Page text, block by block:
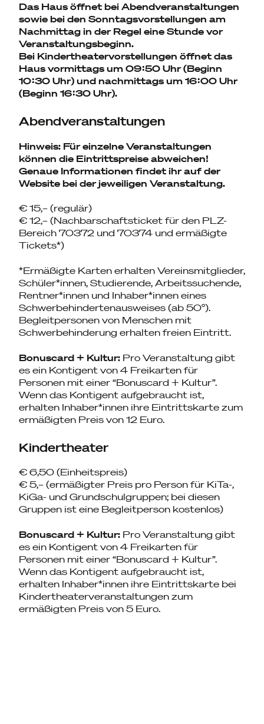
Das Haus öffnet bei Abendveranstaltungen
sowie bei den Sonntagsvorstellungen am
Nachmittag in der Regel eine Stunde vor
Veranstaltungsbeginn.
Bei Kindertheatervorstellungen öffnet das
Haus vormittags um 09:50 Uhr (Beginn
10:30 Uhr) und nachmittags um 16:00 Uhr
(Beginn 16:30 Uhr).
Abendveranstaltungen
Hinweis: Für einzelne Veranstaltungen
können die Eintrittspreise abweichen!
Genaue Informationen findet ihr auf der
Website bei der jeweiligen Veranstaltung.
€ 15,– (regulär)
€ 12,– (Nachbarschaftsticket für den PLZ-
Bereich 70372 und 70374 und ermäßigte
Tickets*)
*Ermäßigte Karten erhalten Vereinsmitglieder,
Schüler*innen, Studierende, Arbeitssuchende,
Rentner*innen und Inhaber*innen eines
Schwerbehindertenausweises (ab 50°).
Begleitpersonen von Menschen mit
Schwerbehinderung erhalten freien Eintritt.
Bonuscard + Kultur: Pro Veranstaltung gibt
es ein Kontigent von 4 Freikarten für
Personen mit einer “Bonuscard + Kultur”.
Wenn das Kontigent aufgebraucht ist,
erhalten Inhaber*innen ihre Eintrittskarte zum
ermäßigten Preis von 12 Euro.
Kindertheater
€ 6,50 (Einheitspreis)
€ 5,– (ermäßigter Preis pro Person für KiTa-,
KiGa- und Grundschulgruppen; bei diesen
Gruppen ist eine Begleitperson kostenlos)
Bonuscard + Kultur: Pro Veranstaltung gibt
es ein Kontigent von 4 Freikarten für
Personen mit einer “Bonuscard + Kultur”.
Wenn das Kontigent aufgebraucht ist,
erhalten Inhaber*innen ihre Eintrittskarte bei
Kindertheaterveranstaltungen zum
ermäßigten Preis von 5 Euro.